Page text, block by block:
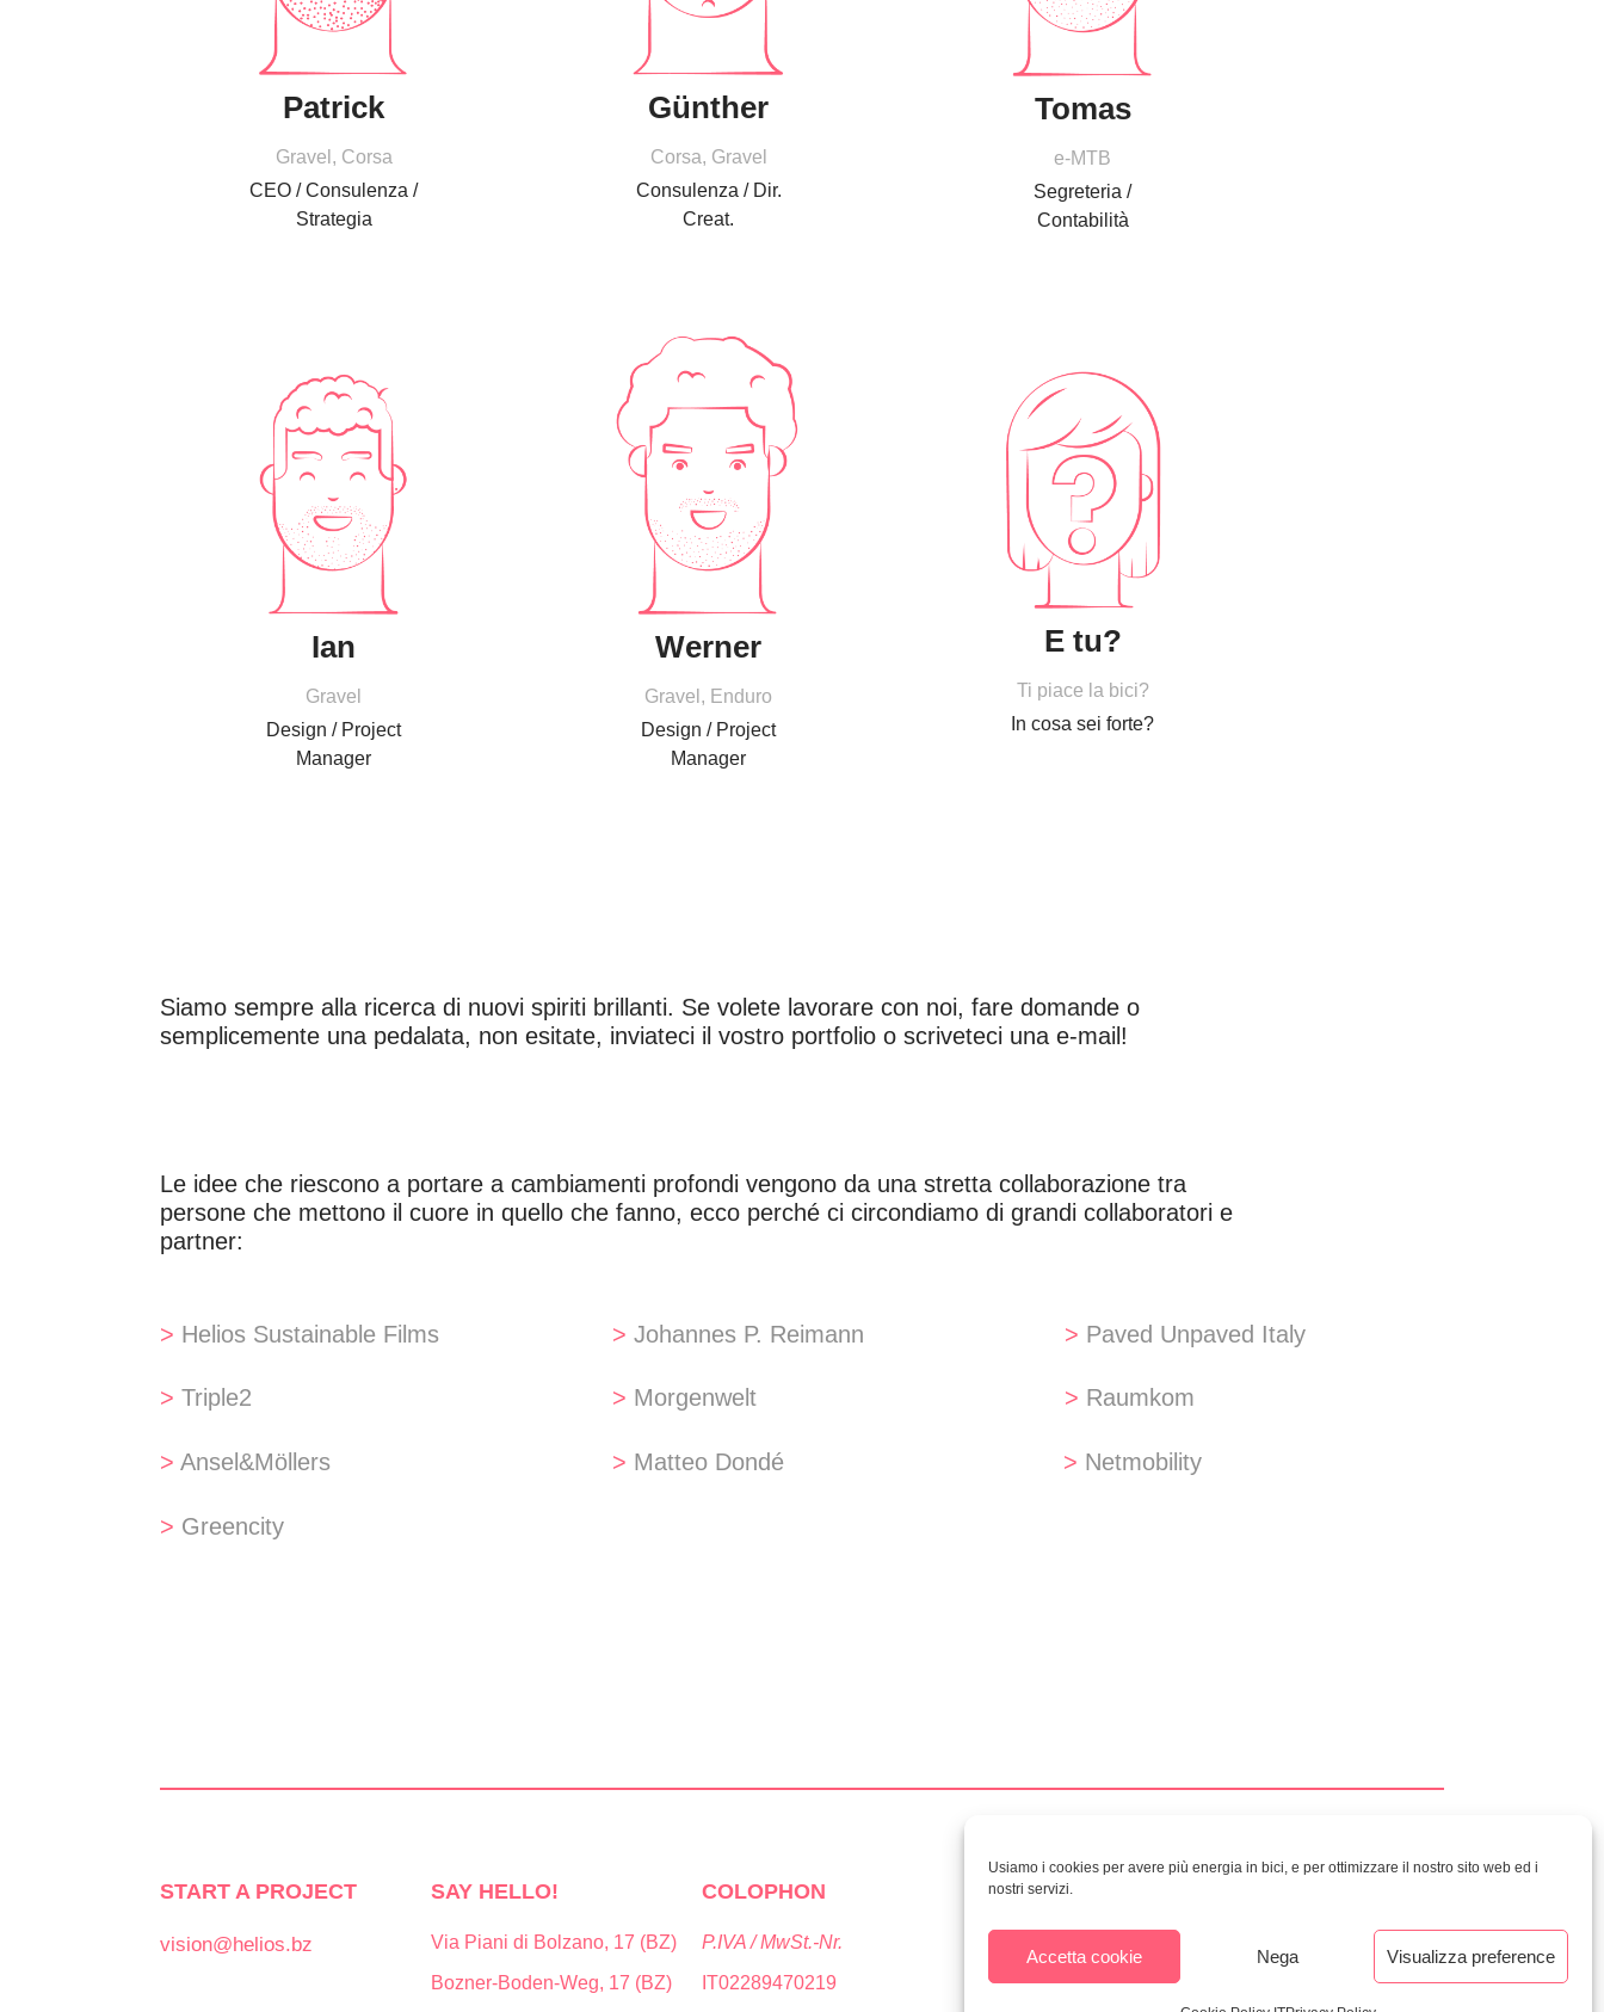
Usiamo i cookies per avere più energia in bici, e per ottimizzare il nostro sito web ed i
nostri servizi.
Accetta cookie Nega Visualizza preference
Patrick
Gravel, Corsa
CEO / Consulenza /
Strategia
Günther
Corsa, Gravel
Consulenza / Dir.
Creat.
Tomas
e-MTB
Segreteria /
Contabilità
Ian
Gravel
Design / Project
Manager
Werner
Gravel, Enduro
Design / Project
Manager
E tu?
Ti piace la bici?
In cosa sei forte?
Siamo sempre alla ricerca di nuovi spiriti brillanti. Se volete lavorare con noi, fare domande o
semplicemente una pedalata, non esitate, inviateci il vostro portfolio o scriveteci una e-mail!
Le idee che riescono a portare a cambiamenti profondi vengono da una stretta collaborazione tra
persone che mettono il cuore in quello che fanno, ecco perché ci circondiamo di grandi collaboratori e
partner:
> Helios Sustainable Films
> Triple2
> Ansel&Möllers
> Greencity
> Johannes P. Reimann
> Morgenwelt
> Matteo Dondé
> Paved Unpaved Italy
> Raumkom
> Netmobility
START A PROJECT
vision@helios.bz
SAY HELLO!
Via Piani di Bolzano, 17 (BZ)
Bozner-Boden-Weg, 17 (BZ)
COLOPHON
P.IVA / MwSt.-Nr.
IT02289470219
PRIVACY